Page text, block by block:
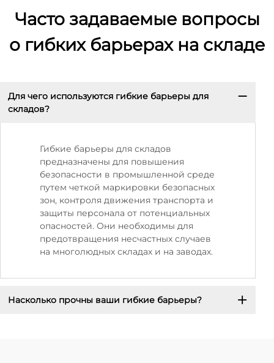
Часто задаваемые вопросы
о гибких барьерах на складе
Для чего используются гибкие барьеры для
складов?
Гибкие барьеры для складов
предназначены для повышения
безопасности в промышленной среде
путем четкой маркировки безопасных
зон, контроля движения транспорта и
защиты персонала от потенциальных
опасностей. Они необходимы для
предотвращения несчастных случаев
на многолюдных складах и на заводах.
Насколько прочны ваши гибкие барьеры?